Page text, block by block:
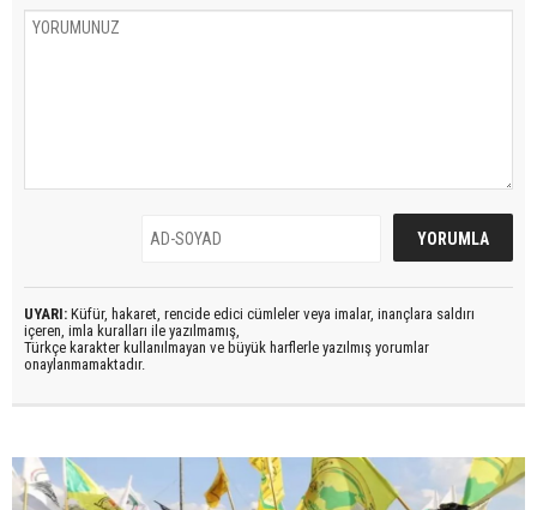
UYARI: Küfür, hakaret, rencide edici cümleler veya imalar, inançlara saldırı
içeren, imla kuralları ile yazılmamış,
Türkçe karakter kullanılmayan ve büyük harflerle yazılmış yorumlar
onaylanmamaktadır.